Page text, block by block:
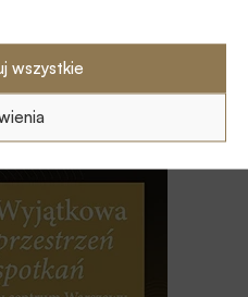
wszystkie
wydaje ćwierć mld
pracowników